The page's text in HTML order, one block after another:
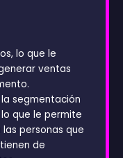
lo que le
ventas
segmentación
que le permite
las personas que
de